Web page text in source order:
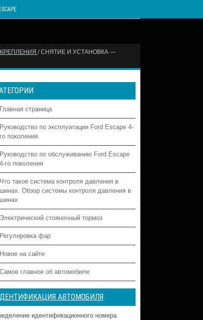
/ СНЯТИЕ И УСТАНОВКА —
Главная страница
Руководство по эксплуатации Ford Escape 4-
го поколения
Руководство по обслуживанию Ford Escape
4-го поколения
Что такое система контроля давления в
шинах. Обзор системы контроля давления в
шинах
Электрический стояночный тормоз
Регулировка фар
Новое на сайте
Самое главное об автомобиле
АВТОМОБИЛЯ
идентификационного номера